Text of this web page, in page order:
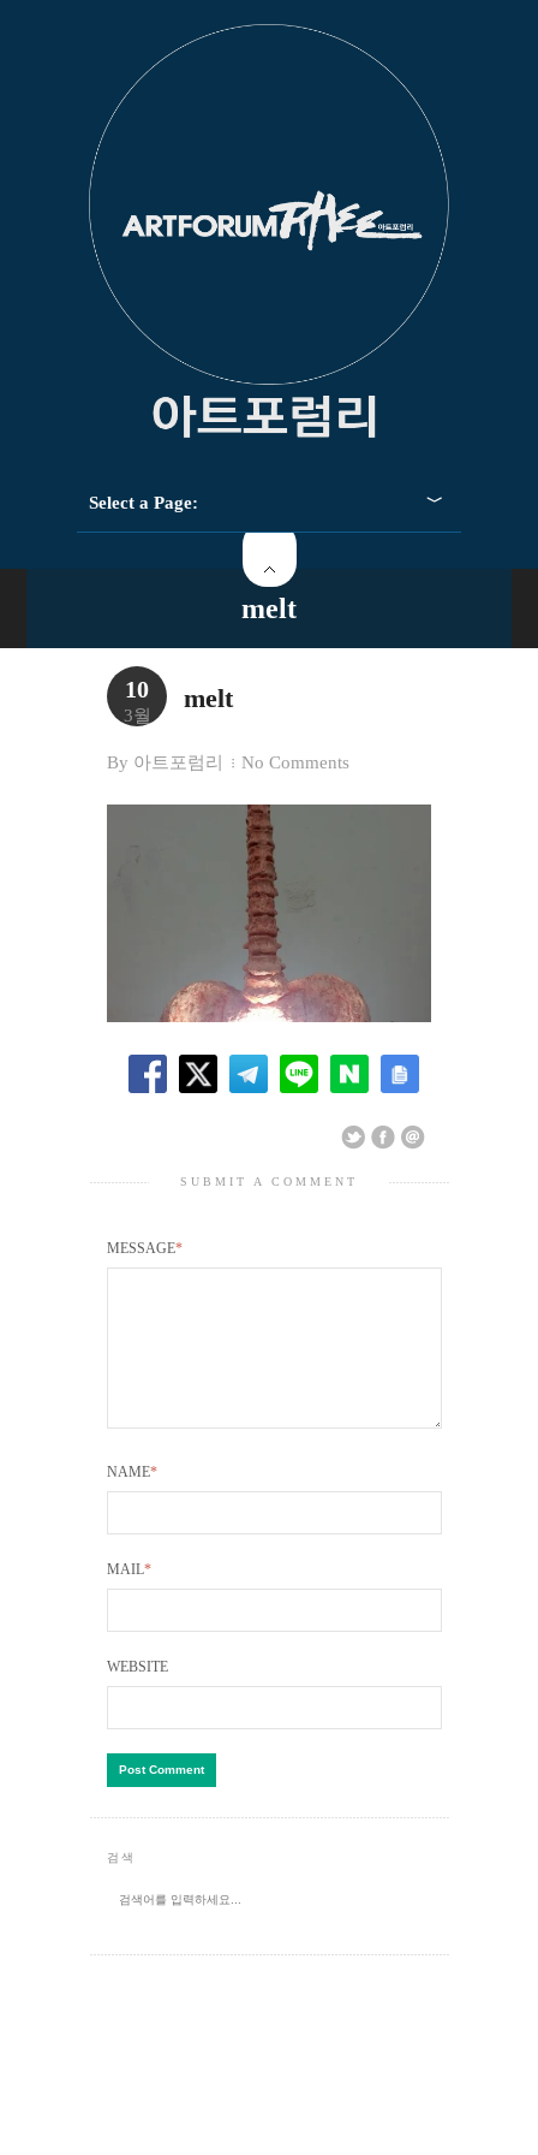
Select a Page:
melt
10
3월
melt
By 아트포럼리 No Comments
SUBMIT A COMMENT
MESSAGE*
NAME*
MAIL*
WEBSITE
검색